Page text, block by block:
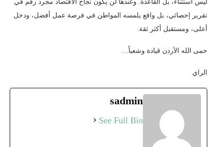
ليس استثناءً، بل القاعدة. وعندها لن يكون نجاح الاقتصاد مجرد رقم في
تقرير إحصائي، بل واقع يلمسه المواطن في فرصة عمل أفضل، ودخل
أعلى، ومستقبل أكثر ثقة.
حمى الله الأردن قيادة وشعباً…
الراي
sadmin
See Full Bio